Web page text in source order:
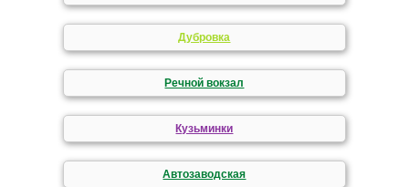
Дубровка
Речной вокзал
Кузьминки
Автозаводская